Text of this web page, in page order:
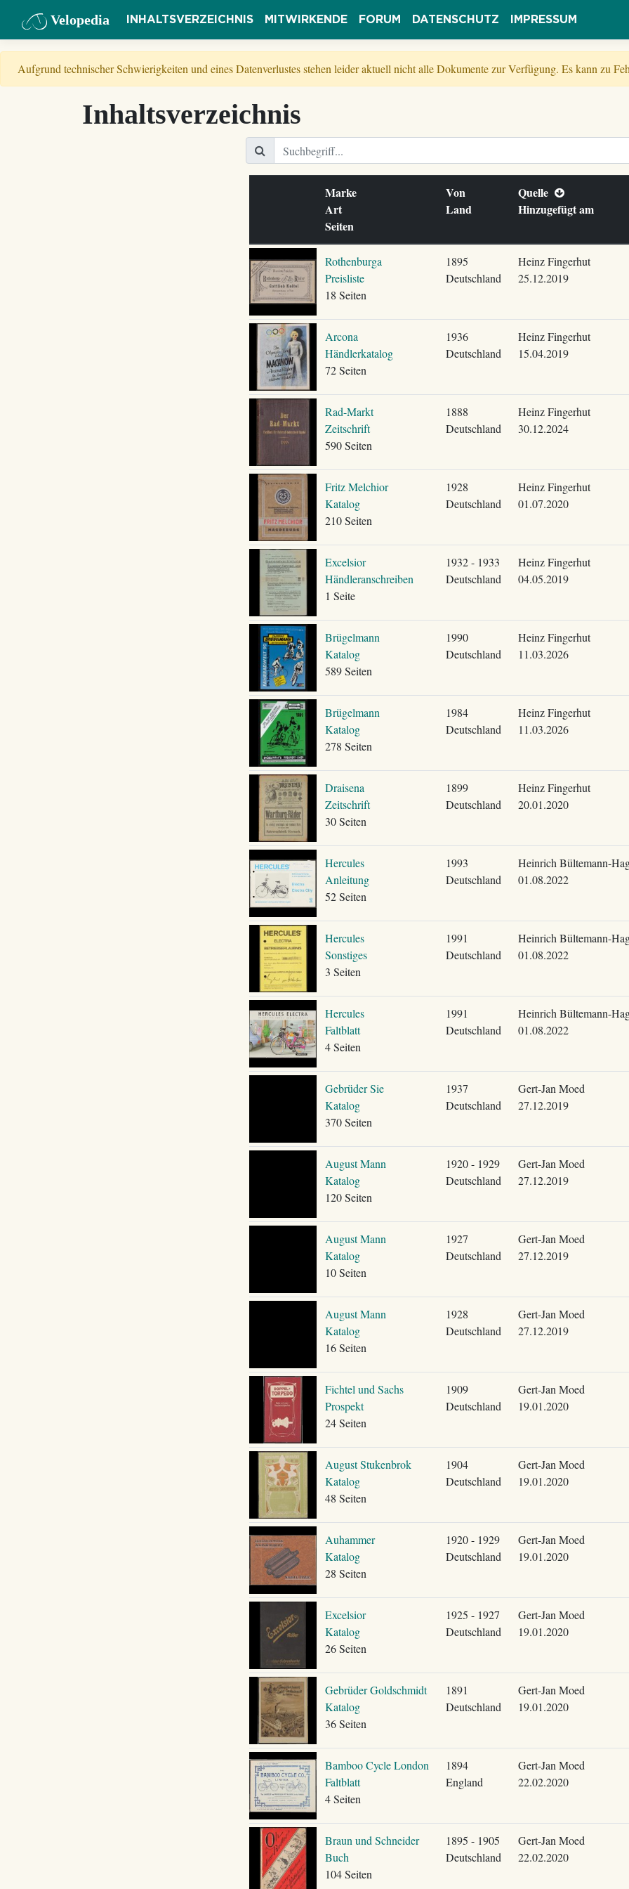
Velopedia INHALTSVERZEICHNIS MITWIRKENDE FORUM DATENSCHUTZ IMPRESSUM
Aufgrund technischer Schwierigkeiten und eines Datenverlustes stehen leider aktuell nicht alle Dokumente zur Verfügung. Es kann zu
Inhaltsverzeichnis
Marke
Art
Seiten
Von
Land
Quelle
Hinzugefügt am
Rothenburga
Preisliste
18 Seiten
1895
Deutschland
Heinz Fingerhut
25.12.2019
Arcona
Händlerkatalog
72 Seiten
1936
Deutschland
Heinz Fingerhut
15.04.2019
Rad-Markt
Zeitschrift
590 Seiten
1888
Deutschland
Heinz Fingerhut
30.12.2024
Fritz Melchior
Katalog
210 Seiten
1928
Deutschland
Heinz Fingerhut
01.07.2020
Excelsior
Händleranschreiben
1 Seite
1932 - 1933
Deutschland
Heinz Fingerhut
04.05.2019
Brügelmann
Katalog
589 Seiten
1990
Deutschland
Heinz Fingerhut
11.03.2026
Brügelmann
Katalog
278 Seiten
1984
Deutschland
Heinz Fingerhut
11.03.2026
Draisena
Zeitschrift
30 Seiten
1899
Deutschland
Heinz Fingerhut
20.01.2020
Hercules
Anleitung
52 Seiten
1993
Deutschland
Heinrich Bültemann-
01.08.2022
Hercules
Sonstiges
3 Seiten
1991
Deutschland
Heinrich Bültemann-
01.08.2022
Hercules
Faltblatt
4 Seiten
1991
Deutschland
Heinrich Bültemann-
01.08.2022
Gebrüder Sie
Katalog
370 Seiten
1937
Deutschland
Gert-Jan Moed
27.12.2019
August Mann
Katalog
120 Seiten
1920 - 1929
Deutschland
Gert-Jan Moed
27.12.2019
August Mann
Katalog
10 Seiten
1927
Deutschland
Gert-Jan Moed
27.12.2019
August Mann
Katalog
16 Seiten
1928
Deutschland
Gert-Jan Moed
27.12.2019
Fichtel und Sachs
Prospekt
24 Seiten
1909
Deutschland
Gert-Jan Moed
19.01.2020
August Stukenbrok
Katalog
48 Seiten
1904
Deutschland
Gert-Jan Moed
19.01.2020
Auhammer
Katalog
28 Seiten
1920 - 1929
Deutschland
Gert-Jan Moed
19.01.2020
Excelsior
Katalog
26 Seiten
1925 - 1927
Deutschland
Gert-Jan Moed
19.01.2020
Gebrüder Goldschmidt
Katalog
36 Seiten
1891
Deutschland
Gert-Jan Moed
19.01.2020
Bamboo Cycle London
Faltblatt
4 Seiten
1894
England
Gert-Jan Moed
22.02.2020
Braun und Schneider
Buch
104 Seiten
1895 - 1905
Deutschland
Gert-Jan Moed
22.02.2020